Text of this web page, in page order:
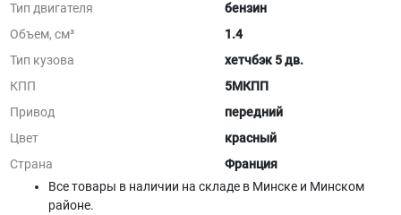
Тип двигателя
бензин
Объем, см³
1.4
Тип кузова
хетчбэк 5 дв.
КПП
5МКПП
Привод
передний
Цвет
красный
Страна
Франция
Все товары в наличии на складе в Минскe и Минском
районе.